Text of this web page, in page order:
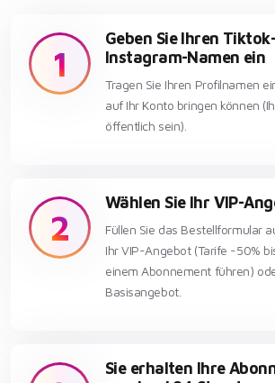
1
Geben Sie Ihren
Instagram-Namen ein
Tragen Sie Ihren Profilnamen
auf Ihr Konto bringen können
öffentlich sein).
2
Wählen Sie Ihr VIP-
Füllen Sie das Bestellformular
Ihr VIP-Angebot (Tarife -50%
einem Abonnement führen)
Basisangebot.
Sie erhalten Ihre